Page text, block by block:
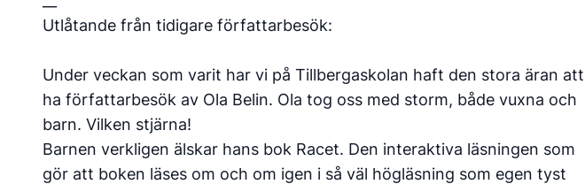
Utlåtande från tidigare författarbesök:
Under veckan som varit har vi på Tillbergaskolan haft den stora äran att
ha författarbesök av Ola Belin. Ola tog oss med storm, både vuxna och
barn. Vilken stjärna!
Barnen verkligen älskar hans bok Racet. Den interaktiva läsningen som
gör att boken läses om och om igen i så väl högläsning som egen tyst